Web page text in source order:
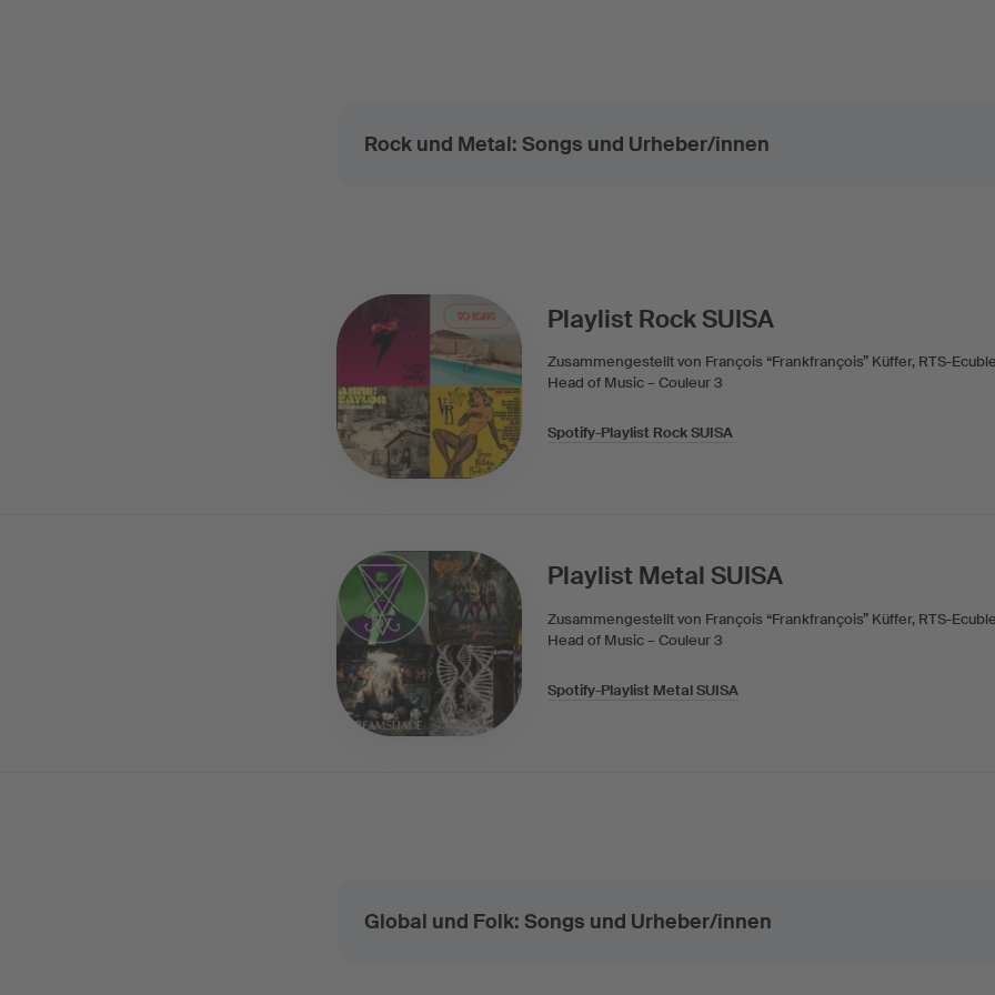
Rock und Metal: Songs und Urheber/innen
Playlist Rock SUISA
Zusammengestellt von François “Frankfrançois” Küffer, RTS-
Head of Music – Couleur 3
Spotify-Playlist Rock SUISA
Playlist Metal SUISA
Zusammengestellt von François “Frankfrançois” Küffer, RTS-
Head of Music – Couleur 3
Spotify-Playlist Metal SUISA
Global und Folk: Songs und Urheber/innen